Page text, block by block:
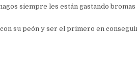
siempre les están gastando
su peón y ser el primero en